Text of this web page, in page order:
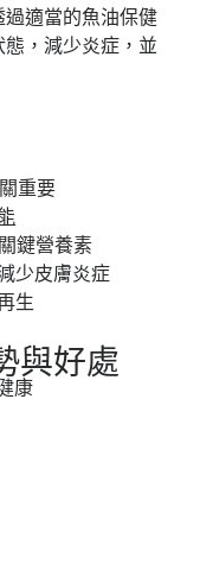
適當的魚油保健
，減少炎症，並
重要
鍵營養素
少皮膚炎症
生
與好處